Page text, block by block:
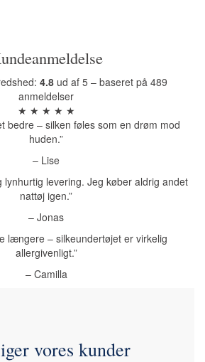
4.8ud af 5 – baseret på 489
anmeldelser
★ ★ ★ ★ ★
bedre – silken føles som en drøm mod
huden.”
– Lise
lynhurtig levering. Jeg køber aldrig andet
nattøj igen.”
– Jonas
længere – silkeundertøjet er virkelig
allergivenligt.”
– Camilla
vores kunder